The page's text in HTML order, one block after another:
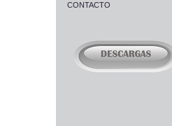
CONTACTO